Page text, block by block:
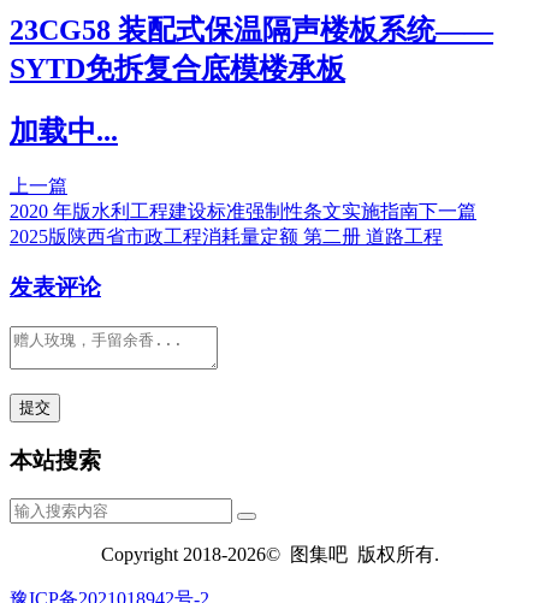
23CG58 装配式保温隔声楼板系统——
SYTD免拆复合底模楼承板
加载中...
上一篇
2020 年版水利工程建设标准强制性条文实施指南下一篇
2025版陕西省市政工程消耗量定额 第二册 道路工程
发表评论
本站搜索
Copyright 2018-2026© 图集吧 版权所有.